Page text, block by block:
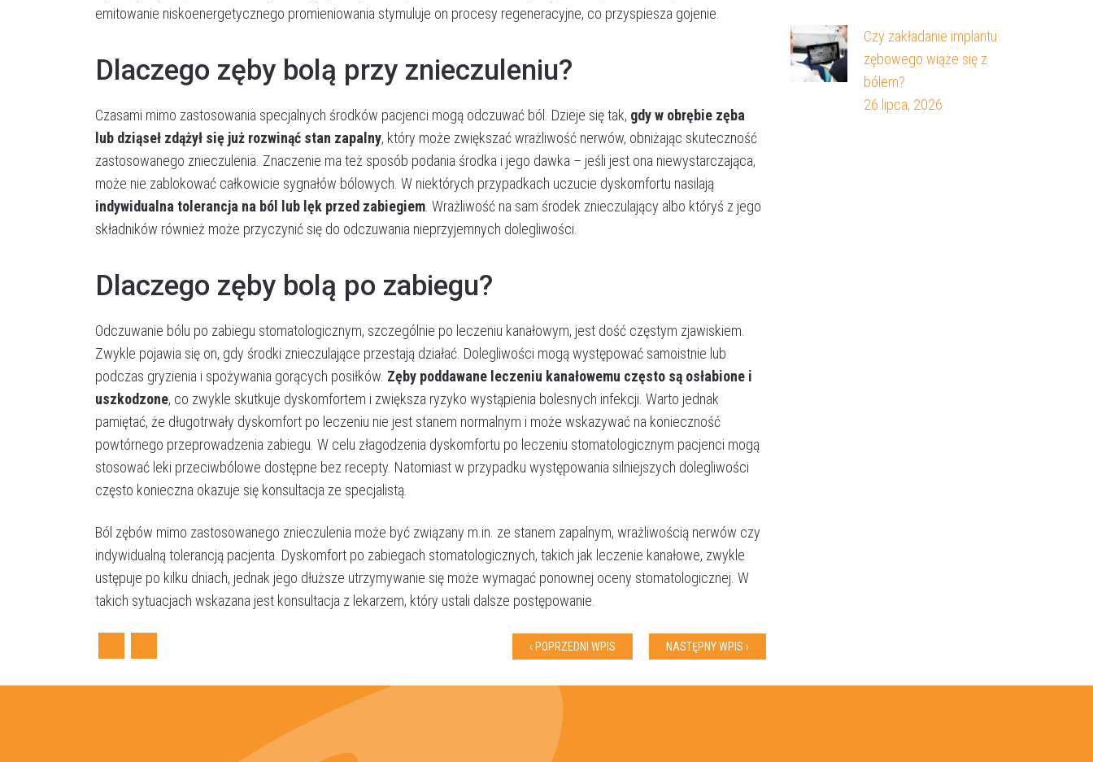
emitowanie niskoenergetycznego promieniowania stymuluje on procesy regeneracyjne, co przyspiesza gojenie.
Dlaczego zęby bolą przy znieczuleniu?
Czasami mimo zastosowania specjalnych środków pacjenci mogą odczuwać ból. Dzieje się tak, gdy w obrębie zęba
lub dziąseł zdążył się już rozwinąć stan zapalny, który może zwiększać wrażliwość nerwów, obniżając skuteczność
zastosowanego znieczulenia. Znaczenie ma też sposób podania środka i jego dawka – jeśli jest ona niewystarczająca,
może nie zablokować całkowicie sygnałów bólowych. W niektórych przypadkach uczucie dyskomfortu nasilają
indywidualna tolerancja na ból lub lęk przed zabiegiem . Wrażliwość na sam środek znieczulający albo któryś z jego
składników również może przyczynić się do odczuwania nieprzyjemnych dolegliwości.
Dlaczego zęby bolą po zabiegu?
Odczuwanie bólu po zabiegu stomatologicznym, szczególnie po leczeniu kanałowym, jest dość częstym zjawiskiem.
Zwykle pojawia się on, gdy środki znieczulające przestają działać. Dolegliwości mogą występować samoistnie lub
podczas gryzienia i spożywania gorących posiłków. Zęby poddawane leczeniu kanałowemu często są osłabione i
uszkodzone, co zwykle skutkuje dyskomfortem i zwiększa ryzyko wystąpienia bolesnych infekcji. Warto jednak
pamiętać, że długotrwały dyskomfort po leczeniu nie jest stanem normalnym i może wskazywać na konieczność
powtórnego przeprowadzenia zabiegu. W celu złagodzenia dyskomfortu po leczeniu stomatologicznym pacjenci mogą
stosować leki przeciwbólowe dostępne bez recepty. Natomiast w przypadku występowania silniejszych dolegliwości
często konieczna okazuje się konsultacja ze specjalistą.
Ból zębów mimo zastosowanego znieczulenia może być związany m.in. ze stanem zapalnym, wrażliwością nerwów czy
indywidualną tolerancją pacjenta. Dyskomfort po zabiegach stomatologicznych, takich jak leczenie kanałowe, zwykle
ustępuje po kilku dniach, jednak jego dłuższe utrzymywanie się może wymagać ponownej oceny stomatologicznej. W
takich sytuacjach wskazana jest konsultacja z lekarzem, który ustali dalsze postępowanie.
‹ POPRZEDNI WPIS NASTĘPNY WPIS ›
Czy zakładanie implantu
zębowego wiąże się z
bólem?
26 lipca, 2026
Umów wizytę